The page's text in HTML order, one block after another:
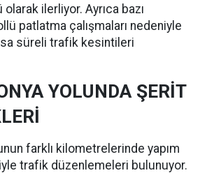
ilerliyor. Ayrıca bazı
patlatma çalışmaları nedeniyle
süreli trafik kesintileri
YOLUNDA ŞERİT
farklı kilometrelerinde yapım
trafik düzenlemeleri bulunuyor.